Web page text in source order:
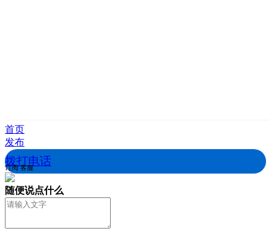
首页
发布
拨打电话
订阅 客服
随便说点什么